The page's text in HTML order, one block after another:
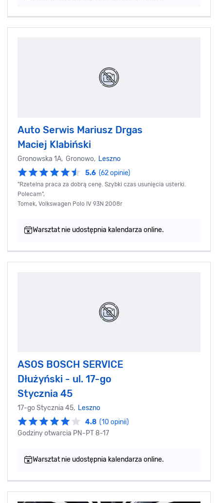
Auto Serwis Mariusz Drgas
Maciej Klabiński
Gronowska 1A, Gronowo, Leszno
5.6 (62 opinie)
"Rzetelna praca za dobrą cenę. Szybki czas usunięcia usterki.
Polecam",
Tomek, Volkswagen Polo IV 93N 2008r
Warsztat nie udostępnia kalendarza online.
ASOS BOSCH SERVICE
Dłużyński - ul. 17-go
Stycznia 45
17-go Stycznia 45, Leszno
4.8 (10 opinii)
Godziny otwarcia PN-PT 8-17
Warsztat nie udostępnia kalendarza online.